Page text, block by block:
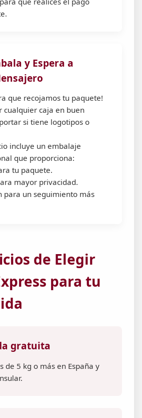
y Espera a
que recojamos tu paquete!
cualquier caja en buen
si tiene logotipos o
incluye un embalaje
que proporciona:
tu paquete.
mayor privacidad.
para un seguimiento más
de Elegir
para tu
gratuita
de 5 kg o más en España y